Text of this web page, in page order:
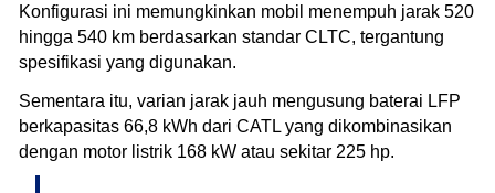
Konfigurasi ini memungkinkan mobil menempuh jarak 520
hingga 540 km berdasarkan standar CLTC, tergantung
spesifikasi yang digunakan.
Sementara itu, varian jarak jauh mengusung baterai LFP
berkapasitas 66,8 kWh dari CATL yang dikombinasikan
dengan motor listrik 168 kW atau sekitar 225 hp.